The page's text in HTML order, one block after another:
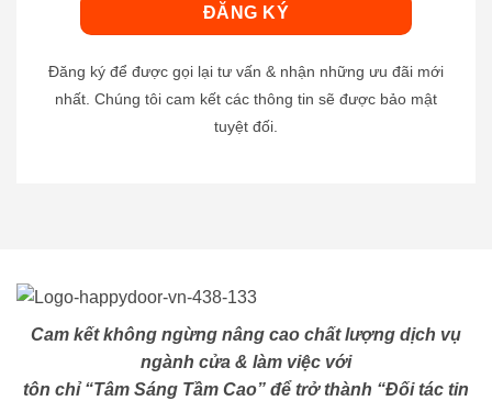
Đăng ký để được gọi lại tư vấn & nhận những ưu đãi mới
nhất. Chúng tôi cam kết các thông tin sẽ được bảo mật
tuyệt đối.
Cam kết không ngừng nâng cao chất lượng dịch vụ
ngành cửa & làm việc với
tôn chỉ “Tâm Sáng Tầm Cao” để trở thành “Đối tác tin